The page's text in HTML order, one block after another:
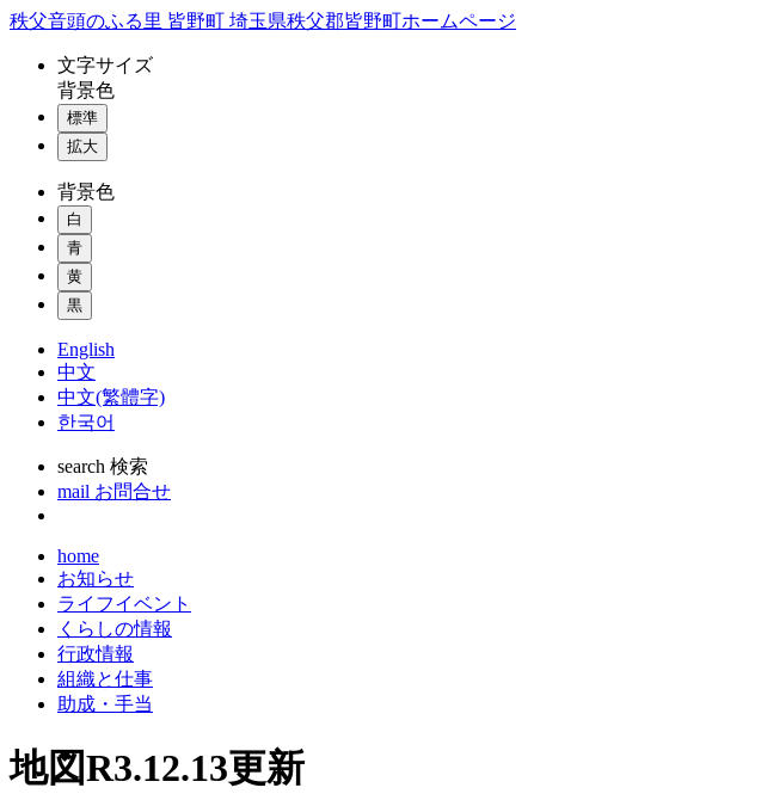
コ
秩父音頭のふる里 皆野町 埼玉県秩父郡皆野町ホームページ
文字サイズ
背景色
標準
拡大
背景色
白
青
黄
黒
English
中文
中文(繁體字)
한국어
search 検索
mail お問合せ
home
お知らせ
ライフイベント
くらしの情報
行政情報
組織と仕事
助成・手当
地図R3.12.13更新